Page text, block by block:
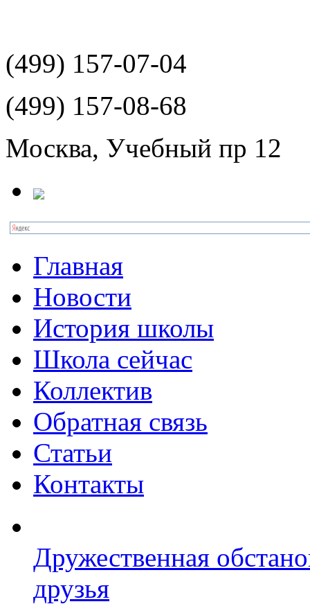
(499) 157-07-04
(499) 157-08-68
Москва, Учебный пр 12
Главная
Новости
История школы
Школа сейчас
Коллектив
Обратная связь
Статьи
Контакты
Дружественная
друзья